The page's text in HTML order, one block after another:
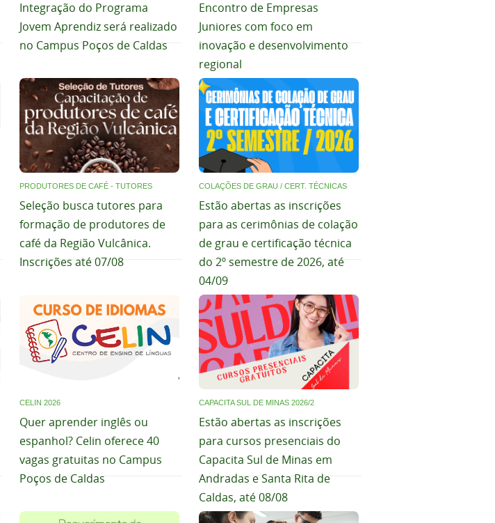
Integração do Programa
Jovem Aprendiz será realizado
no Campus Poços de Caldas
Encontro de Empresas
Juniores com foco em
inovação e desenvolvimento
regional
PRODUTORES DE CAFÉ - TUTORES
Seleção busca tutores para
formação de produtores de
café da Região Vulcânica.
Inscrições até 07/08
COLAÇÕES DE GRAU / CERT. TÉCNICAS
Estão abertas as inscrições
para as cerimônias de colação
de grau e certificação técnica
do 2º semestre de 2026, até
04/09
CELIN 2026
Quer aprender inglês ou
espanhol? Celin oferece 40
vagas gratuitas no Campus
Poços de Caldas
CAPACITA SUL DE MINAS 2026/2
Estão abertas as inscrições
para cursos presenciais do
Capacita Sul de Minas em
Andradas e Santa Rita de
Caldas, até 08/08